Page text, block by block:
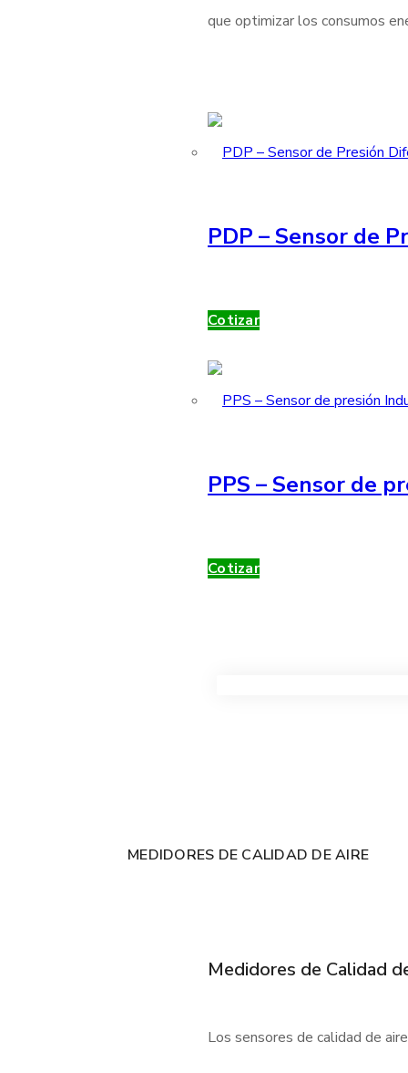
que optimizar los consumos
PDP – Sensor de
Cotizar
PPS – Sensor de
Cotizar
MEDIDORES DE CALIDAD DE AIRE
Medidores de Calidad
Los sensores de calidad de